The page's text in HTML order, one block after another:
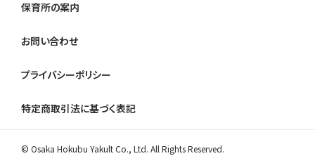
保育所の案内
お問い合わせ
プライバシーポリシー
特定商取引法に基づく表記
© Osaka Hokubu Yakult Co., Ltd. All Rights Reserved.